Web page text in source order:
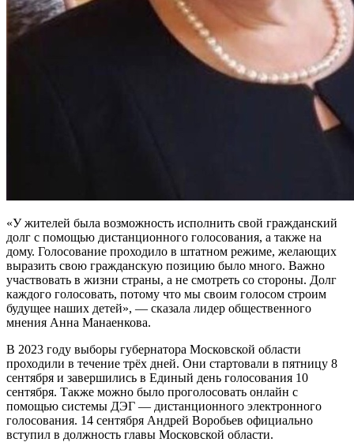
«У жителей была возможность исполнить свой гражданский
долг с помощью дистанционного голосования, а также на
дому. Голосование проходило в штатном режиме, желающих
выразить свою гражданскую позицию было много. Важно
участвовать в жизни страны, а не смотреть со стороны. Долг
каждого голосовать, потому что мы своим голосом строим
будущее наших детей», — сказала лидер общественного
мнения Анна Манаенкова.
В 2023 году выборы губернатора Московской области
проходили в течение трёх дней. Они стартовали в пятницу 8
сентября и завершились в Единый день голосования 10
сентября. Также можно было проголосовать онлайн с
помощью системы ДЭГ — дистанционного электронного
голосования. 14 сентября Андрей Воробьев официально
вступил в должность главы Московской области.